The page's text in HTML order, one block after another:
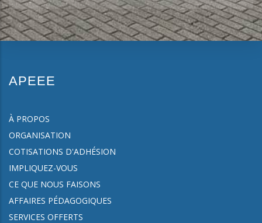
APEEE
À PROPOS
ORGANISATION
COTISATIONS D'ADHÉSION
IMPLIQUEZ-VOUS
CE QUE NOUS FAISONS
AFFAIRES PÉDAGOGIQUES
SERVICES OFFERTS